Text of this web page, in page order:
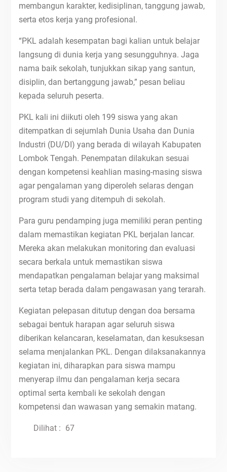
membangun karakter, kedisiplinan, tanggung jawab,
serta etos kerja yang profesional.
“PKL adalah kesempatan bagi kalian untuk belajar
langsung di dunia kerja yang sesungguhnya. Jaga
nama baik sekolah, tunjukkan sikap yang santun,
disiplin, dan bertanggung jawab,” pesan beliau
kepada seluruh peserta.
PKL kali ini diikuti oleh 199 siswa yang akan
ditempatkan di sejumlah Dunia Usaha dan Dunia
Industri (DU/DI) yang berada di wilayah Kabupaten
Lombok Tengah. Penempatan dilakukan sesuai
dengan kompetensi keahlian masing-masing siswa
agar pengalaman yang diperoleh selaras dengan
program studi yang ditempuh di sekolah.
Para guru pendamping juga memiliki peran penting
dalam memastikan kegiatan PKL berjalan lancar.
Mereka akan melakukan monitoring dan evaluasi
secara berkala untuk memastikan siswa
mendapatkan pengalaman belajar yang maksimal
serta tetap berada dalam pengawasan yang terarah.
Kegiatan pelepasan ditutup dengan doa bersama
sebagai bentuk harapan agar seluruh siswa
diberikan kelancaran, keselamatan, dan kesuksesan
selama menjalankan PKL. Dengan dilaksanakannya
kegiatan ini, diharapkan para siswa mampu
menyerap ilmu dan pengalaman kerja secara
optimal serta kembali ke sekolah dengan
kompetensi dan wawasan yang semakin matang.
Dilihat : 67